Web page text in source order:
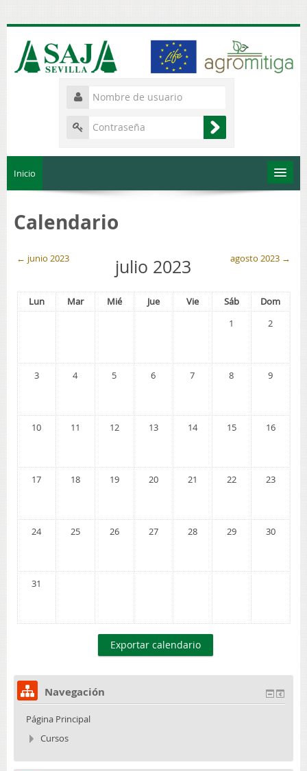
Inicio
Calendario
← junio 2023 julio 2023 agosto 2023 →
Lun Mar Mié Jue Vie Sáb
Dom
1
2
3 4 5 6 7 8 9
10 11 12 13 14 15 16
17 18 19 20 21 22 23
24 25 26 27 28 29 30
31
Navegación
Página Principal
Cursos